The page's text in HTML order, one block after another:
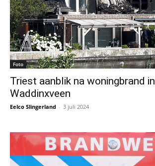
Foto
Triest aanblik na woningbrand in
Waddinxveen
Eelco Slingerland - 3 juli 2024